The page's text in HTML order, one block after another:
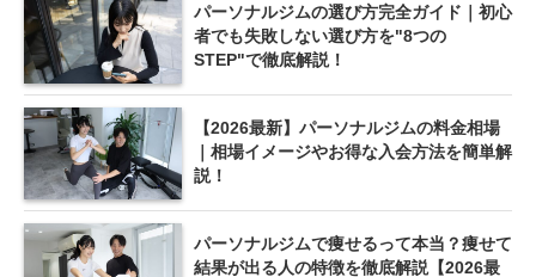
パーソナルジムの選び方完全ガイド｜初心
者でも失敗しない選び方を"8つの
STEP"で徹底解説！
【2026最新】パーソナルジムの料金相場
｜相場イメージやお得な入会方法を簡単解
説！
パーソナルジムで痩せるって本当？痩せて
結果が出る人の特徴を徹底解説【2026最